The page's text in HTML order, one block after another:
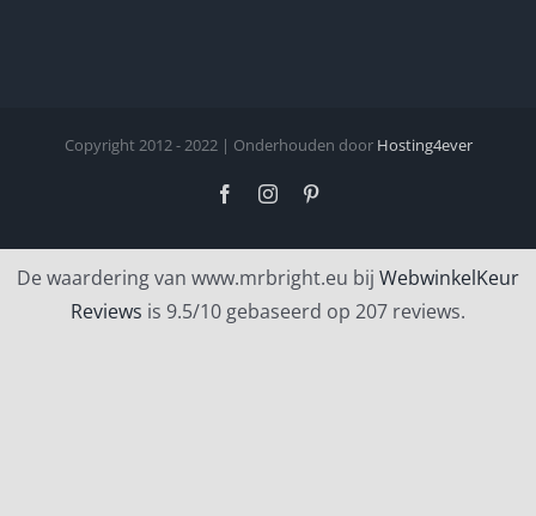
Copyright 2012 - 2022 | Onderhouden door Hosting4ever
FacebookInstagram
De waardering van www.mrbright.eu bij WebwinkelKeur
Reviews is 9.5/10 gebaseerd op 207 reviews.